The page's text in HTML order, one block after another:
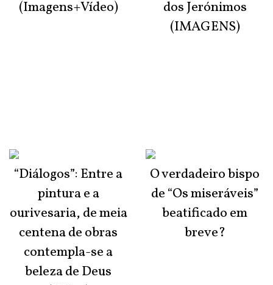
(Imagens+Vídeo)
“Diálogos”: Entre a
pintura e a
ourivesaria, de meia
centena de obras
contempla-se a
beleza de Deus
dos Jerónimos
(IMAGENS)
O verdadeiro bispo
de “Os miseráveis”
beatificado em
breve?